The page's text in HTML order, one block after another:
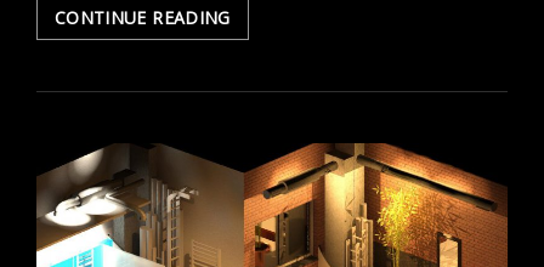
CONTINUE READINGMAISON
AUTONOME,
ENERGETIQUE